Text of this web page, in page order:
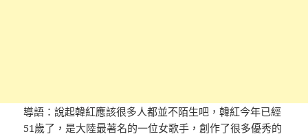
導語：說起韓紅應該很多人都並不陌生吧，韓紅今年已經
51歲了，是大陸最著名的一位女歌手，創作了很多優秀的